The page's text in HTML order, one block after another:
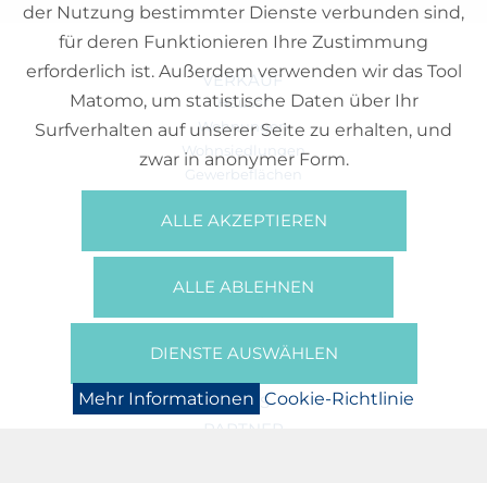
VERKAUF
Häuser
Wohnungen
Wohnsiedlungen
Gewerbeflächen
Wer Sind Wir?
NEWS
PARTNER
der Nutzung bestimmter Dienste verbunden sind,
für deren Funktionieren Ihre Zustimmung
erforderlich ist. Außerdem verwenden wir das Tool
Matomo, um statistische Daten über Ihr
Surfverhalten auf unserer Seite zu erhalten, und
zwar in anonymer Form.
ALLE AKZEPTIEREN
ALLE ABLEHNEN
DIENSTE AUSWÄHLEN
Mehr Informationen Cookie-Richtlinie